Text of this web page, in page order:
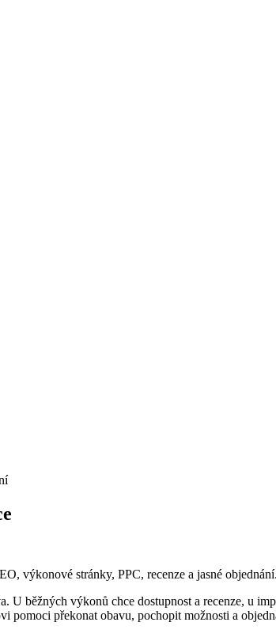
výkonové stránky, PPC, recenze a jasné objednání.
U běžných výkonů chce dostupnost a recenze, u
pomoci překonat obavu, pochopit možnosti a